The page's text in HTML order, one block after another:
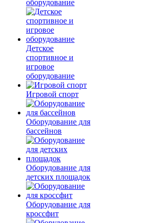
оборудование
Детское
спортивное и
игровое
оборудование
Игровой спорт
Оборудование для
бассейнов
Оборудование для
детских площадок
Оборудование для
кроссфит